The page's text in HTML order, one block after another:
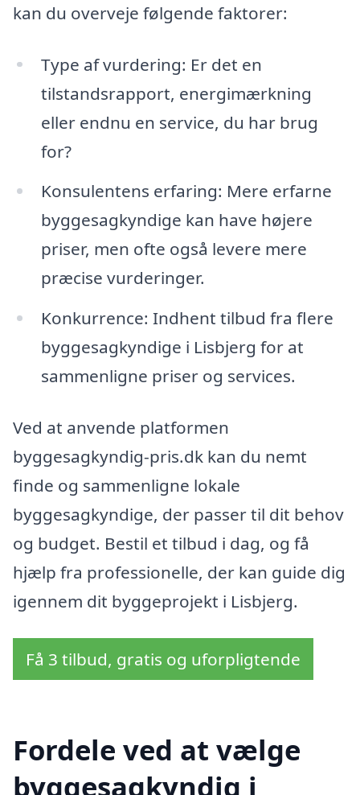
kan du overveje følgende faktorer:
Type af vurdering: Er det en
tilstandsrapport, energimærkning
eller endnu en service, du har brug
for?
Konsulentens erfaring: Mere erfarne
byggesagkyndige kan have højere
priser, men ofte også levere mere
præcise vurderinger.
Konkurrence: Indhent tilbud fra flere
byggesagkyndige i Lisbjerg for at
sammenligne priser og services.
Ved at anvende platformen
byggesagkyndig-pris.dk kan du nemt
finde og sammenligne lokale
byggesagkyndige, der passer til dit behov
og budget. Bestil et tilbud i dag, og få
hjælp fra professionelle, der kan guide dig
igennem dit byggeprojekt i Lisbjerg.
Få 3 tilbud, gratis og uforpligtende
Fordele ved at vælge
byggesagkyndig i